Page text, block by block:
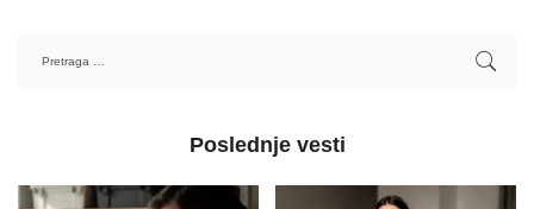
Poslednje vesti